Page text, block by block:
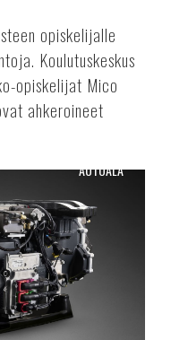
opiskelijalle
Koulutuskeskus
opiskelijat Mico
ahkeroineet
AUTOALA